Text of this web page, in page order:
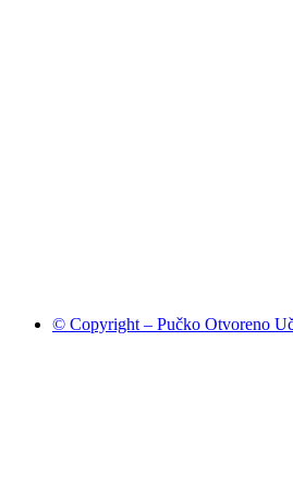
© Copyright – Pučko Otvoreno